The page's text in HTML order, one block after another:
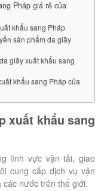
Pháp giá rẻ của
khẩu sang Pháp
sản phẩm da giầy
giầy xuất khẩu sang
khẩu sang Pháp của
xuất khẩu sang
lĩnh vực vận tải, giao
cung cấp dịch vụ vận
nước trên thế giới.